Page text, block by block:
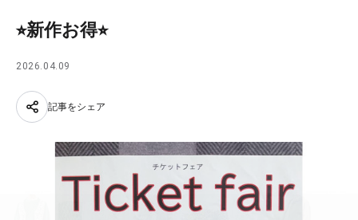
⭐︎新作お得⭐︎
2026.04.09
記事をシェア